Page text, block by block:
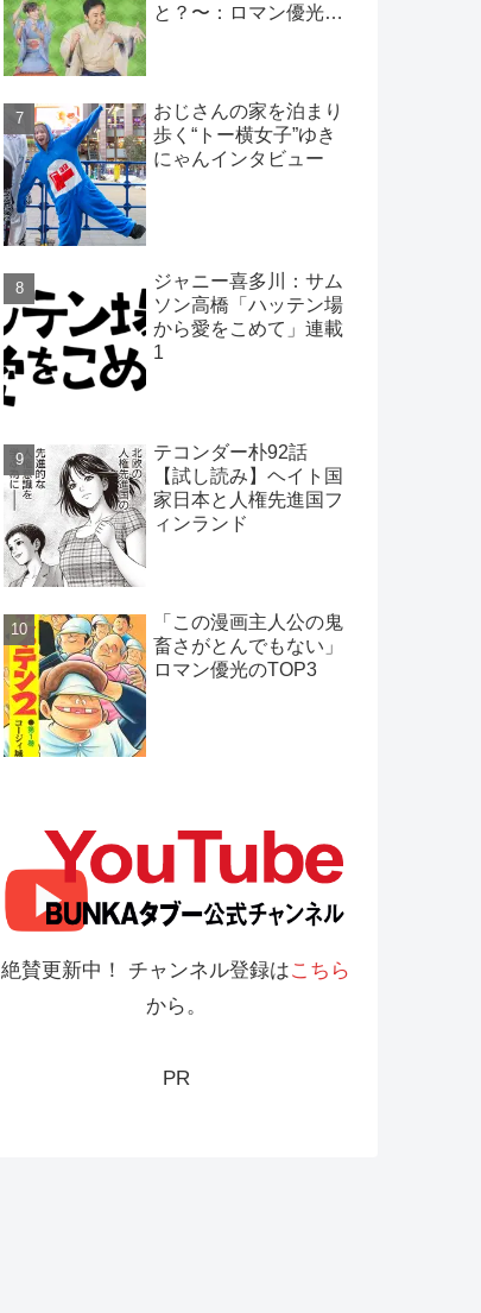
と？〜：ロマン優光連
おじさんの家を泊まり
歩く“トー横女子”ゆき
にゃんインタビュー
ジャニー喜多川：サム
ソン高橋「ハッテン場
から愛をこめて」連載
1
テコンダー朴92話
【試し読み】ヘイト国
家日本と人権先進国フ
ィンランド
「この漫画主人公の鬼
畜さがとんでもない」
ロマン優光のTOP3
絶賛更新中！ チャンネル登録はこちら
から。
PR